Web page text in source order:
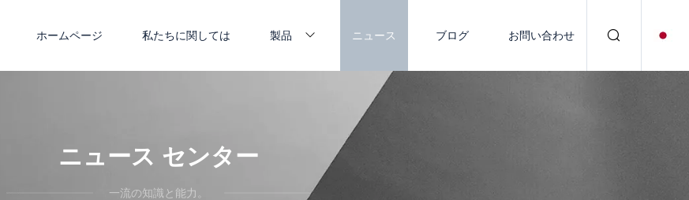
ホームページ 私たちに関しては 製品 ニュース ブログ お問い合わせ
ニュース センター
一流の知識と能力。